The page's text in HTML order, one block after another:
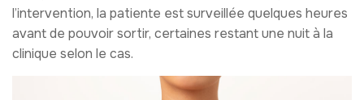
l’intervention, la patiente est surveillée quelques heures
avant de pouvoir sortir, certaines restant une nuit à la
clinique selon le cas.